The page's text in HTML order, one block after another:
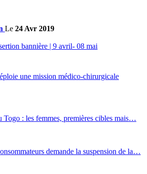
Le 24 Avr 2019
une mission médico-chirurgicale
Togo : les femmes, premières cibles mais…
demande la suspension de la…